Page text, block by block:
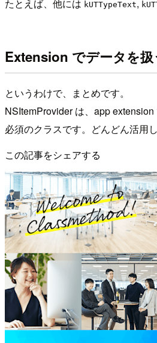
たとえば、他には kUTTypeText,
Extension でデータを
というわけで、まとめです。
NSItemProvider は、app
必須のクラスです。どんどん活用
この記事をシェアする